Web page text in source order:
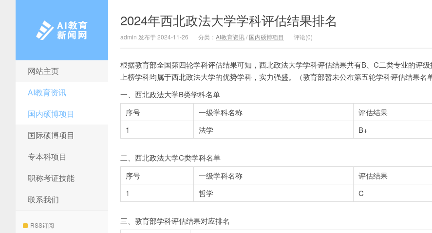
AI教育新闻网
网站主页
AI教育资讯
国内硕博项目
国际硕博项目
专本科项目
职称考证技能
联系我们
RSS订阅
2024年西北政法大学学科评估结果排名
admin 发布于 2024-11-26 分类： AI教育资讯/ 国内硕博项目 评论(0)
根据教育部全国第四轮学科评估结果可知，西北政法大学学科评估结果共有B、C二类专业的评
上榜学科均属于西北政法大学的优势学科，实力强盛。（教育部暂未公布第五轮学科评估结果名单
一、西北政法大学B类学科名单
序号
一级学科名称
评估结果
1
法学 B+
二、西北政法大学C类学科名单
序号
一级学科名称
评估结果
1
哲学 C
三、教育部学科评估结果对应排名